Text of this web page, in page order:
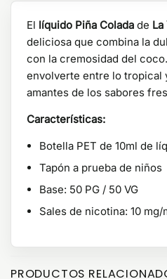
El líquido Piña Colada de La
deliciosa que combina la
con la cremosidad del
envolverte entre lo tropical
amantes de los sabores
Características:
Botella PET de 10ml de
Tapón a prueba de niños
Base: 50 PG / 50 VG
Sales de nicotina: 10 mg/
PRODUCTOS